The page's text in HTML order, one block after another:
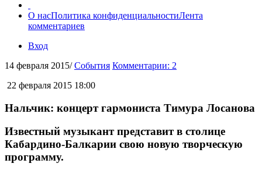
О насПолитика конфиденциальностиЛента
комментариев
Вход
14 февраля 2015/ События Комментарии: 2
22 февраля 2015 18:00
Нальчик: концерт гармониста Тимура Лосанова
Известный музыкант представит в столице
Кабардино-Балкарии свою новую творческую
программу.